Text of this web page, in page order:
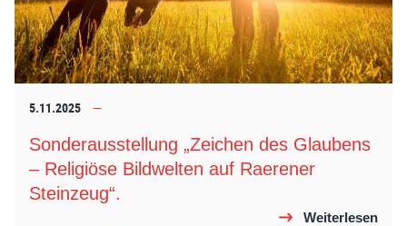
5.11.2025
Sonderausstellung „Zeichen des Glaubens
– Religiöse Bildwelten auf Raerener
Steinzeug“.
Weiterlesen